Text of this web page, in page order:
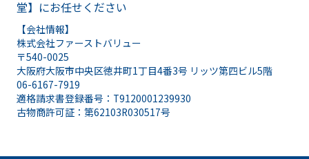
堂】にお任せください
【会社情報】
株式会社ファーストバリュー
〒540-0025
大阪府大阪市中央区徳井町1丁目4番3号 リッツ第四ビル5階
06-6167-7919
適格請求書登録番号：T9120001239930
古物商許可証：第62103R030517号